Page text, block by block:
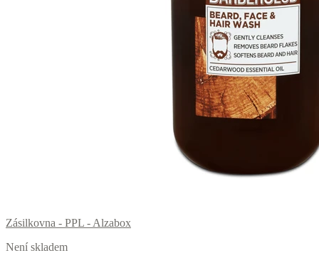
Zásilkovna - PPL - Alzabox
Není skladem